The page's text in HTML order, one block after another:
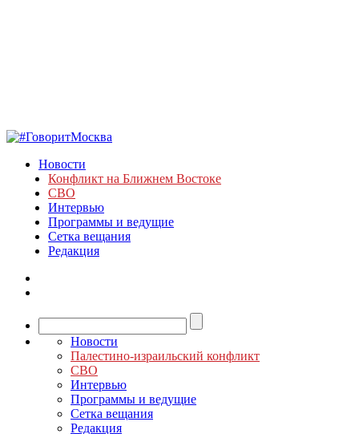
Новости
Конфликт на Ближнем Востоке
СВО
Интервью
Программы и ведущие
Сетка вещания
Редакция
Новости
Палестино-израильский конфликт
СВО
Интервью
Программы и ведущие
Сетка вещания
Редакция